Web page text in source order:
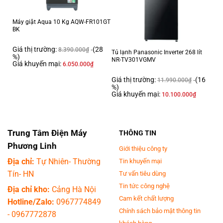
540 lít R-FW690PGV7 GBK từ ngày 01/12/2022 sẽ được bảo hành động
cơ máy nén 10 năm và bảo hành máy 2 năm. Các sản phẩm mua trước
ngày 01/12/2022 đều được bảo hành động cơ máy nén và tủ lạnh 1
Ngăn đá
- Dung tích ngăn đá144 lít , gồm kệ, khay đá lớn xoay có thể tháo rời và
khay đựng bên cửa tủ lạnh để bạn phân loại thực phẩm trữ đông gọn
gàng, tiện lợi.
Máy giặt Aqua 10 Kg AQW-FR101GT
BK
Giá thị trường: 8.390.000₫ (28
%)
Giá khuyến mại: 6.050.000₫
Tủ lạnh Panasonic Inverter 268 lít
NR-TV301VGMV
Giá thị trường: 11.990.000₫ (16
%)
Giá khuyến mại: 10.100.000₫
Trung Tâm Điện Máy
Phương Linh
Địa chỉ: Tự Nhiên- Thường
Tín- HN
Địa chỉ kho: Cảng Hà Nội
Hotline/Zalo: 0967774849
-0967772878
THÔNG TIN
Giới thiệu công ty
Tin khuyến mại
Tư vấn tiêu dùng
Tin tức công nghệ
Cam kết chất lượng
Chính sách bảo mật thông tin